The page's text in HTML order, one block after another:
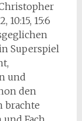
10:15, 15:6
Superspiel
und
den
brachte